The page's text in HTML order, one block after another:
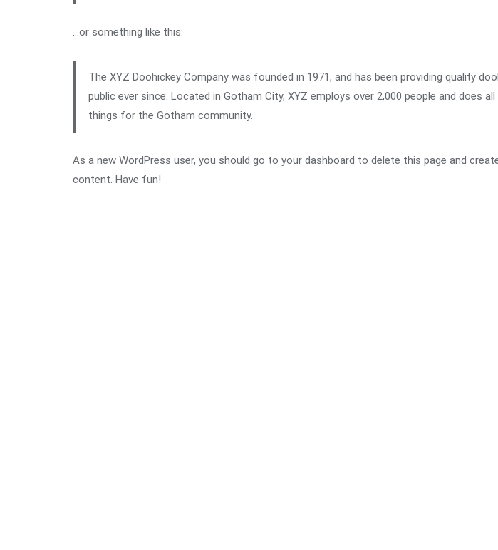
…or something like this:
The XYZ Doohickey Company was founded in 1971, and has been providing quality
public ever since. Located in Gotham City, XYZ employs over 2,000 people and does
things for the Gotham community.
As a new WordPress user, you should go to your dashboard to delete this page and
content. Have fun!